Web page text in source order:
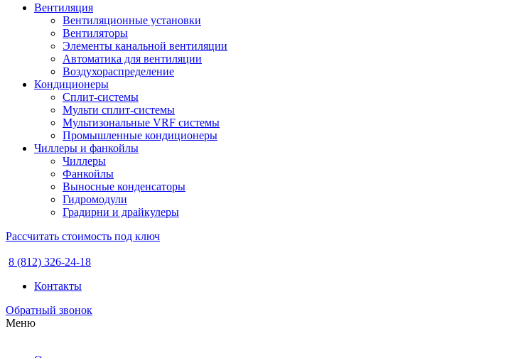
Вентиляция
Вентиляционные установки
Вентиляторы
Элементы канальной вентиляции
Автоматика для вентиляции
Воздухораспределение
Кондиционеры
Сплит-системы
Мульти сплит-системы
Мультизональные VRF системы
Промышленные кондиционеры
Чиллеры и фанкойлы
Чиллеры
Фанкойлы
Выносные конденсаторы
Гидромодули
Градирни и драйкулеры
Рассчитать стоимость под ключ
8 (812) 326-24-18
Контакты
Обратный звонок
Меню